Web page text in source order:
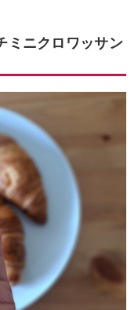
ミニクロワッサン